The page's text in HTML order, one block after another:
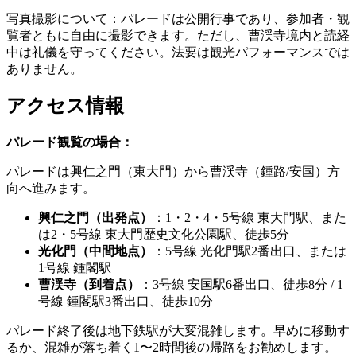
写真撮影について：パレードは公開行事であり、参加者・観
覧者ともに自由に撮影できます。ただし、曹渓寺境内と読経
中は礼儀を守ってください。法要は観光パフォーマンスでは
ありません。
アクセス情報
パレード観覧の場合：
パレードは興仁之門（東大門）から曹渓寺（鍾路/安国）方
向へ進みます。
興仁之門（出発点）
：1・2・4・5号線 東大門駅、また
は2・5号線 東大門歴史文化公園駅、徒歩5分
光化門（中間地点）
：5号線 光化門駅2番出口、または
1号線 鍾閣駅
曹渓寺（到着点）
：3号線 安国駅6番出口、徒歩8分 / 1
号線 鍾閣駅3番出口、徒歩10分
パレード終了後は地下鉄駅が大変混雑します。早めに移動す
るか、混雑が落ち着く1〜2時間後の帰路をお勧めします。